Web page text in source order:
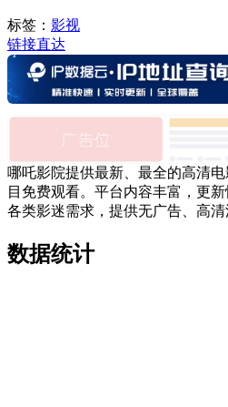
标签： 影视
链接直达
哪吒影院提供最新、最全的高清
目免费观看。平台内容丰富，更
各类影迷需求，提供无广告、高清
数据统计